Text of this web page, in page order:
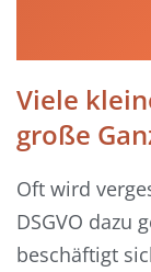
Viele
große
Oft wird
DSGVO dazu
beschäftigt